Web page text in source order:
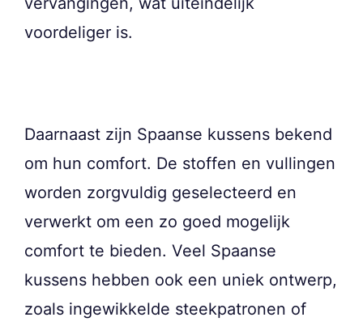
voordeliger is.
Daarnaast zijn Spaanse kussens bekend
om hun comfort. De stoffen en vullingen
worden zorgvuldig geselecteerd en
verwerkt om een zo goed mogelijk
comfort te bieden. Veel Spaanse
kussens hebben ook een uniek ontwerp,
zoals ingewikkelde steekpatronen of